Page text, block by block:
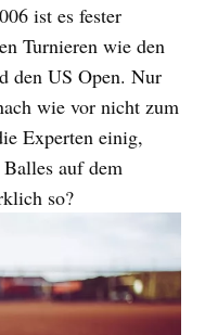
ist es fester
Turnieren wie den
den US Open. Nur
wie vor nicht zum
Experten einig,
auf dem
so?